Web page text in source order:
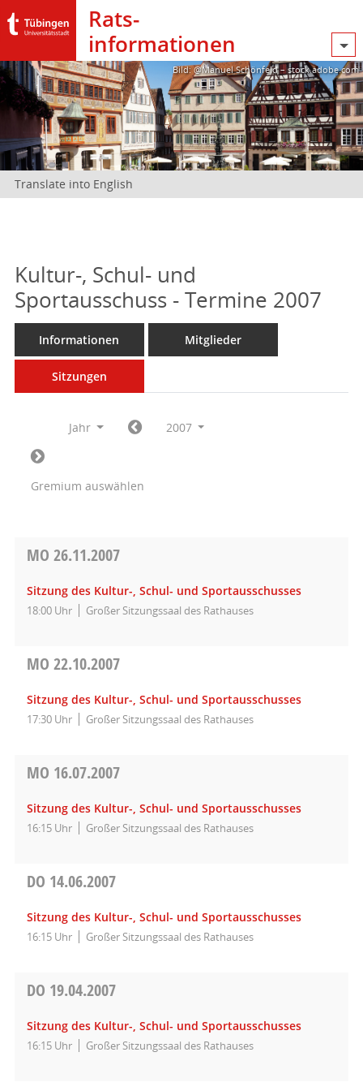
Rats­
informationen
Bild: @Manuel Schönfeld – stock.adobe.com
Translate into English
Kultur-, Schul- und
Sportausschuss - Termine 2007
Informationen Mitglieder
Sitzungen
Jahr 2007
Gremium auswählen
MO 26.11.2007
Sitzung des Kultur-, Schul- und Sportausschusses
18:00 Uhr Großer Sitzungssaal des Rathauses
MO 22.10.2007
Sitzung des Kultur-, Schul- und Sportausschusses
17:30 Uhr Großer Sitzungssaal des Rathauses
MO 16.07.2007
Sitzung des Kultur-, Schul- und Sportausschusses
16:15 Uhr Großer Sitzungssaal des Rathauses
DO 14.06.2007
Sitzung des Kultur-, Schul- und Sportausschusses
16:15 Uhr Großer Sitzungssaal des Rathauses
DO 19.04.2007
Sitzung des Kultur-, Schul- und Sportausschusses
16:15 Uhr Großer Sitzungssaal des Rathauses